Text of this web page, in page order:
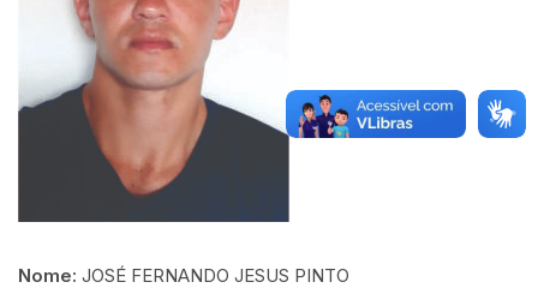
Nome: JOSÉ FERNANDO JESUS PINTO